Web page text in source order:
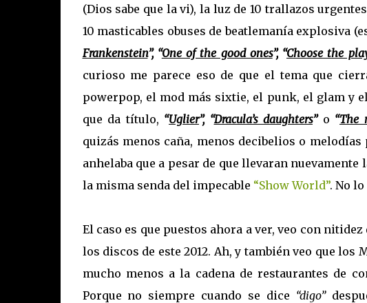
(Dios sabe que la vi), la luz de 10 trallazos
10 masticables obuses de beatlemanía explosiva
Frankenstein”, “One of the good ones”, “Choose the
curioso me parece eso de que el tema que
powerpop, el mod más sixtie, el punk, el glam y
que da título, “Uglier”, “Dracula’s daughters”o “The
quizás menos caña, menos decibelios o
anhelaba que a pesar de que llevaran
la misma senda del impecable “Show World”. No lo
El caso es que puestos ahora a ver, veo con
los discos de este 2012. Ah, y también veo que
mucho menos a la cadena de restaurantes de
Porque no siempre cuando se dice “digo”